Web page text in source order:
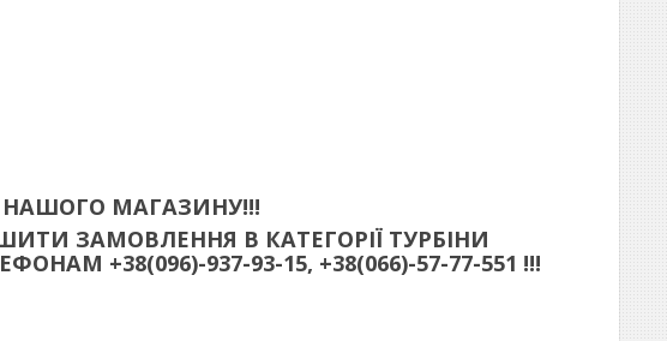
МАГАЗИНУ!!!
ЗАМОВЛЕННЯ В КАТЕГОРІЇ ТУРБІНИ
+38(096)-937-93-15, +38(066)-57-77-551 !!!